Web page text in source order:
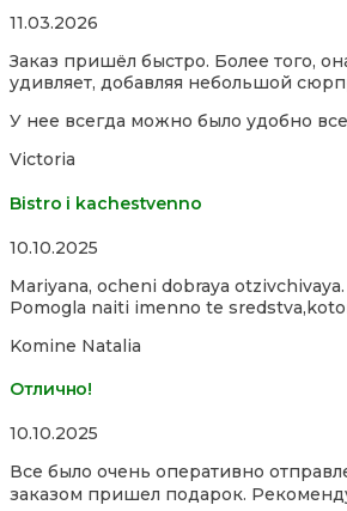
Rated
out
of
11.03.2026
Заказ пришёл быстро. Более того,
удивляет, добавляя небольшой
У нее всегда можно было удобно все
Victoria
Bistro i kachestvenno
Rated
out
of
10.10.2025
Mariyana, ocheni dobraya
Pomogla naiti imenno te
Komine Natalia
Отлично!
Rated
out
of
10.10.2025
Все было очень оперативно
заказом пришел подарок.